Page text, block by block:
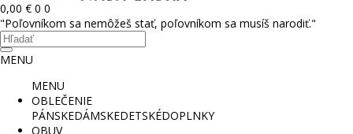
0,00 € 0 0
"Poľovníkom sa nemôžeš stať, poľovníkom sa musíš narodiť."
MENU
MENU
OBLEČENIE
PÁNSKEDÁMSKEDETSKÉDOPLNKY
OBUV